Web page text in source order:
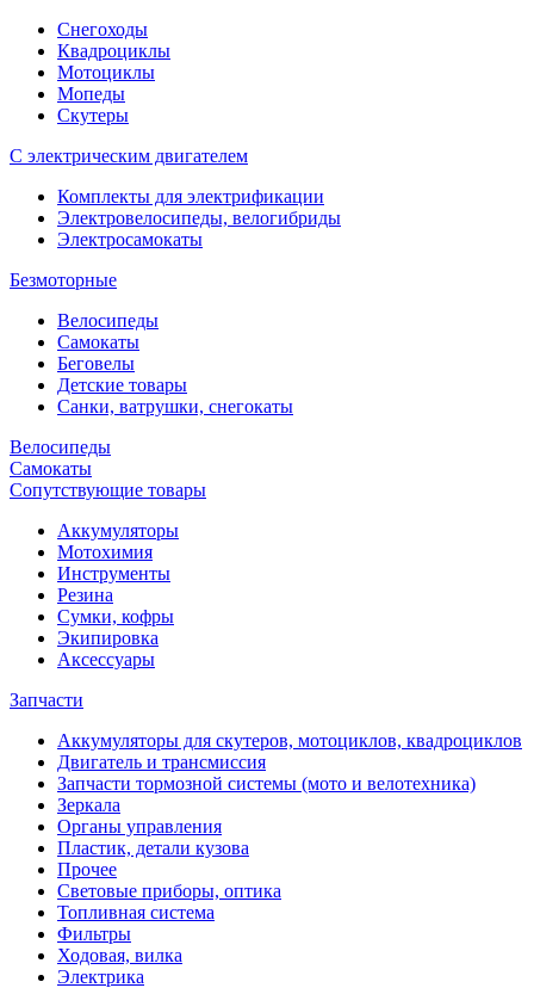
Снегоходы
Квадроциклы
Мотоциклы
Мопеды
Скутеры
С электрическим двигателем
Комплекты для электрификации
Электровелосипеды, велогибриды
Электросамокаты
Безмоторные
Велосипеды
Самокаты
Беговелы
Детские товары
Санки, ватрушки, снегокаты
Велосипеды
Самокаты
Сопутствующие товары
Аккумуляторы
Мотохимия
Инструменты
Резина
Сумки, кофры
Экипировка
Аксессуары
Запчасти
Аккумуляторы для скутеров, мотоциклов, квадроциклов
Двигатель и трансмиссия
Запчасти тормозной системы (мото и велотехника)
Зеркала
Органы управления
Пластик, детали кузова
Прочее
Световые приборы, оптика
Топливная система
Фильтры
Ходовая, вилка
Электрика